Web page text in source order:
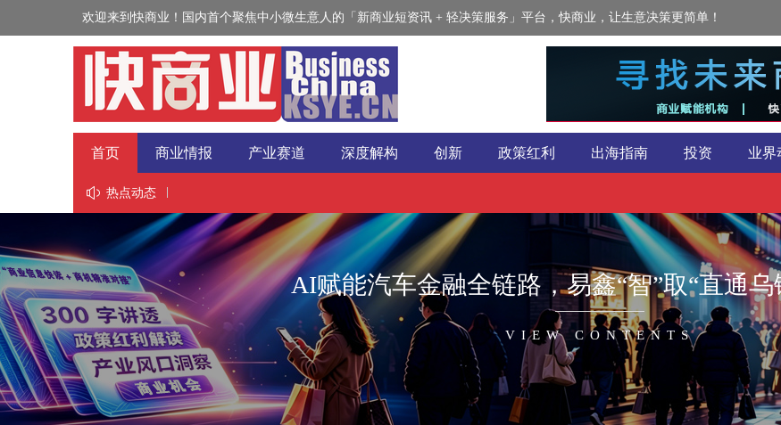
欢迎来到快商业！国内首个聚焦中小微生意人的「新商业短资讯 + 轻决策服务」平台，快商业，让生意决策更简单！
首页 商业情报 产业赛道 深度解构 创新 政策红利 出海指南 投资 业界
视野热点动态
AI赋能汽车金融全链路，易鑫“智”取“直通乌
VIEW CONTENTS